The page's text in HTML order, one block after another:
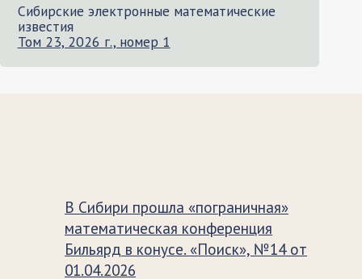
Сибирские электронные математические
известия
Том 23, 2026 г., номер 1
В Сибири прошла «пограничная»
математическая конференция
Бильярд в конусе. «Поиск», №14 от
01.04.2026